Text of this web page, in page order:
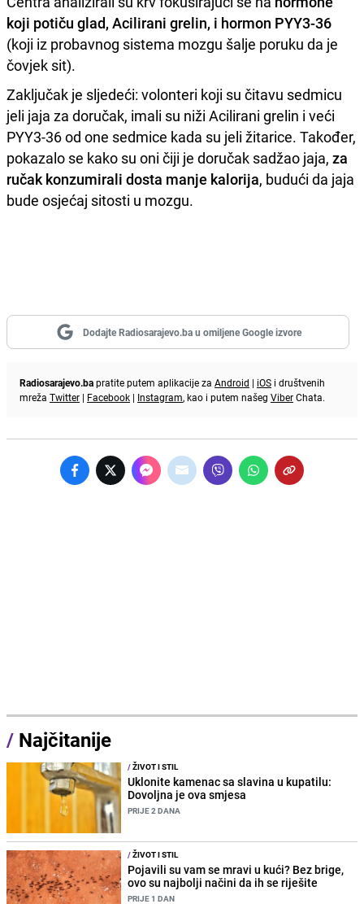
koji potiču glad, Acilirani grelin, i hormon PYY3-36
(koji iz probavnog sistema mozgu šalje poruku da je
čovjek sit).
Zaključak je sljedeći: volonteri koji su čitavu sedmicu
jeli jaja za doručak, imali su niži Acilirani grelin i veći
PYY3-36 od one sedmice kada su jeli žitarice. Također,
pokazalo se kako su oni čiji je doručak sadžao jaja, za
ručak konzumirali dosta manje kalorija, budući da jaja
bude osjećaj sitosti u mozgu.
Dodajte Radiosarajevo.ba u omiljene Google izvore
Radiosarajevo.bapratite putem aplikacije za Android | iOS i društvenih
mreža Twitter | Facebook | Instagram, kao i putem našeg ViberChata.
/ Najčitanije
/ŽIVOT I STIL
Uklonite kamenac sa slavina u kupatilu:
Dovoljna je ova smjesa
PRIJE 2 DANA
/ŽIVOT I STIL
Pojavili su vam se mravi u kući? Bez brige,
ovo su najbolji načini da ih se riješite
PRIJE 1 DAN